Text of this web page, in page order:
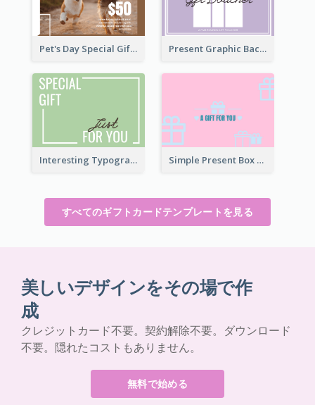
Pet's Day Special Gift Card Present Graphic Background Gift Card
Interesting Typography Gift Card For You Simple Present Box Gift Card For You
すべてのギフトカードテンプレートを見る
美しいデザインをその場で作
成
クレジットカード不要。契約解除不要。ダウンロード
不要。隠れたコストもありません。
無料で始める